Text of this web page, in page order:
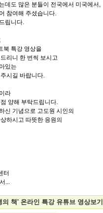
데도 많은 분들이 전국에서 미국에서,
참여해 주셨습니다.
립니다.
북 특강 영상을
리니 한 번씩 보시고
있는
시길 바랍니다.
라
양해 부탁드립니다.
신 기념으로 고도원 시인의
하시고 따뜻한 응원의
터
...
의 책' 온라인 특강 유튜브 영상보기